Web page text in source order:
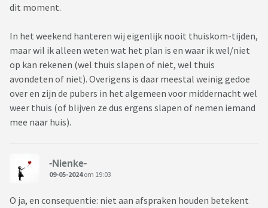
dit moment.
In het weekend hanteren wij eigenlijk nooit thuiskom-tijden,
maar wil ik alleen weten wat het plan is en waar ik wel/niet
op kan rekenen (wel thuis slapen of niet, wel thuis
avondeten of niet). Overigens is daar meestal weinig gedoe
over en zijn de pubers in het algemeen voor middernacht wel
weer thuis (of blijven ze dus ergens slapen of nemen iemand
mee naar huis).
-Nienke-
09-05-2024om 19:03
O ja, en consequentie: niet aan afspraken houden betekent